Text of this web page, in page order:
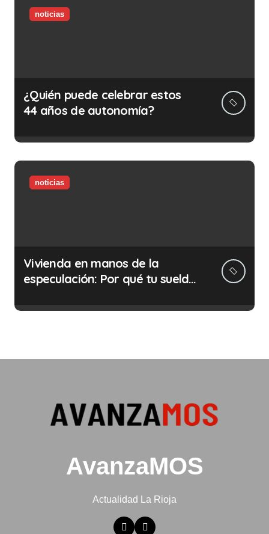
noticias
¿Quién puede celebrar estos
44 años de autonomía?
noticias
Vivienda en manos de la
especulación: Por qué tu sueldo
AvanzaMOS
Actualidad La Rioja